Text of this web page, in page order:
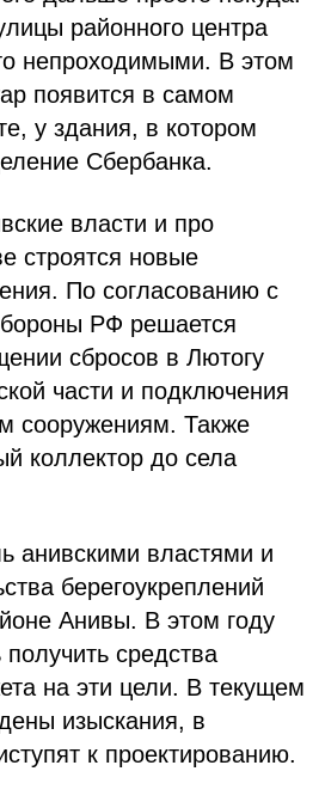
районного центра
непроходимыми. В этом
появится в самом
у здания, в котором
Сбербанка.
власти и про
строятся новые
По согласованию с
РФ решается
сбросов в Лютогу
части и подключения
сооружениям. Также
коллектор до села
анивскими властями и
берегоукреплений
Анивы. В этом году
средства
на эти цели. В текущем
изыскания, в
к проектированию.